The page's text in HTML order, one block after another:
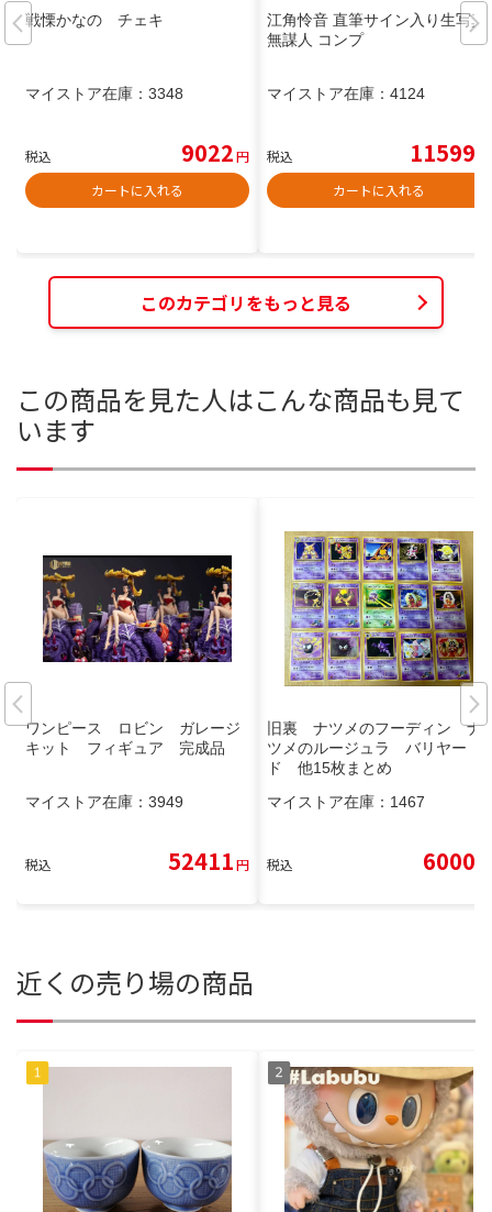
戦慄かなの チェキ
マイストア在庫： 3348
税込 9022円
カートに入れる
江角怜音 直筆サイン入り生写真
無謀人 コンプ
マイストア在庫： 4124
税込 11599
カートに入れる
このカテゴリをもっと見る
この商品を見た人はこんな商品も見て
います
ワンピース ロビン ガレージ
キット フィギュア 完成品
マイストア在庫： 3949
税込 52411円
旧裏 ナツメのフーディン ナ
ツメのルージュラ バリヤー
ド 他15枚まとめ
マイストア在庫： 1467
税込 6000
近くの売り場の商品